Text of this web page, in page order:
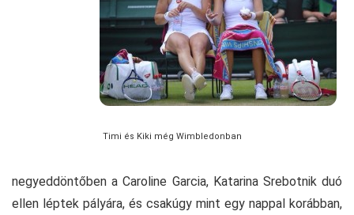
Timi és Kiki még Wimbledonban
negyeddöntőben a Caroline Garcia, Katarina Srebotnik duó
ellen léptek pályára, és csakúgy mint egy nappal korábban,